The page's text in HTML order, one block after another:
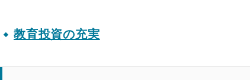
教育投資の充実